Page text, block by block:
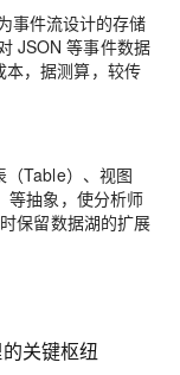
事件流设计的存储
JSON 等事件数据
本，据测算，较传
（Table）、视图
等抽象，使分析师
保留数据湖的扩展
关键枢纽